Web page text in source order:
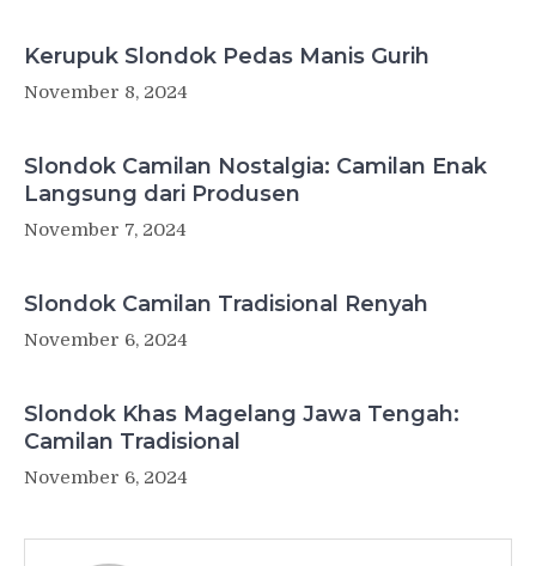
Kerupuk Slondok Pedas Manis Gurih
November 8, 2024
Slondok Camilan Nostalgia: Camilan Enak
Langsung dari Produsen
November 7, 2024
Slondok Camilan Tradisional Renyah
November 6, 2024
Slondok Khas Magelang Jawa Tengah:
Camilan Tradisional
November 6, 2024